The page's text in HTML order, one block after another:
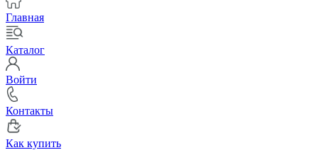
Главная
Каталог
Войти
Контакты
Как купить